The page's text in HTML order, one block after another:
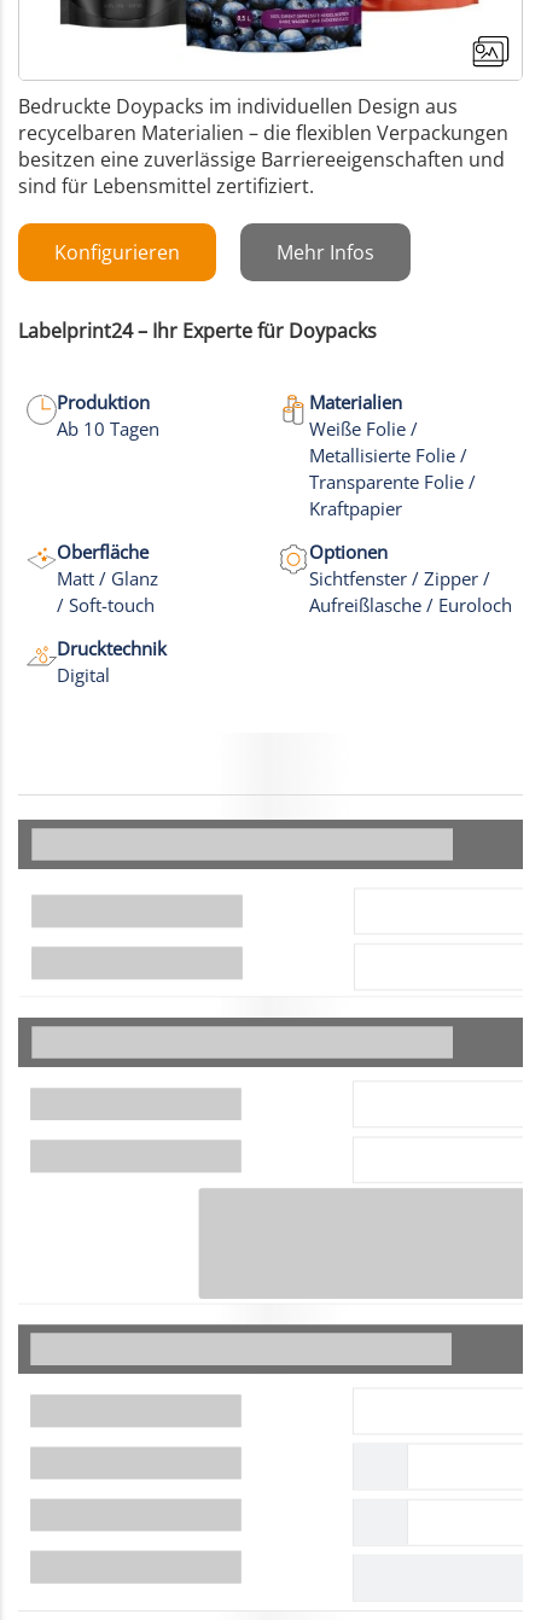
+17
Bedruckte Doypacks im individuellen Design aus
recycelbaren Materialien – die flexiblen Verpackungen
besitzen eine zuverlässige Barriereeigenschaften und
sind für Lebensmittel zertifiziert.
Konfigurieren Mehr Infos
Labelprint24 – Ihr Experte für Doypacks
Produktion
Ab 10 Tagen
Materialien
Weiße Folie /
Metallisierte Folie /
Transparente Folie /
Kraftpapier
Oberfläche
Matt / Glanz
/ Soft-touch
Optionen
Sichtfenster / Zipper /
Aufreißlasche / Euroloch
Drucktechnik
Digital